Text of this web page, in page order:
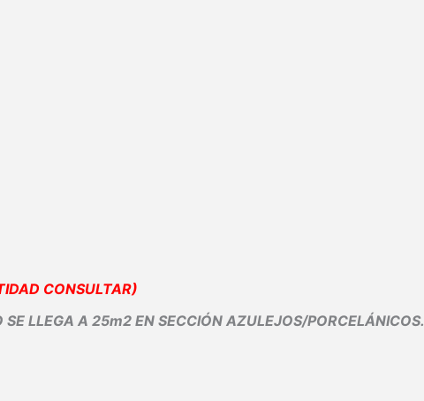
CONSULTAR)
LLEGA A 25m2 EN SECCIÓN AZULEJOS/PORCELÁNICOS.